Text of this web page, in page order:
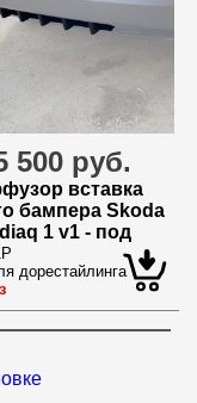
500 руб.
вставка
бампера Skoda
1 v1 - под
покраску
дорестайлинга